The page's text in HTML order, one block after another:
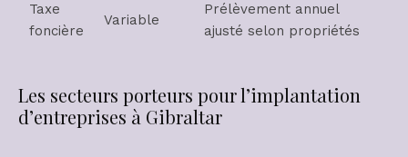
Taxe
foncière
Variable
Prélèvement annuel
ajusté selon propriétés
Les secteurs porteurs pour l’implantation
d’entreprises à Gibraltar